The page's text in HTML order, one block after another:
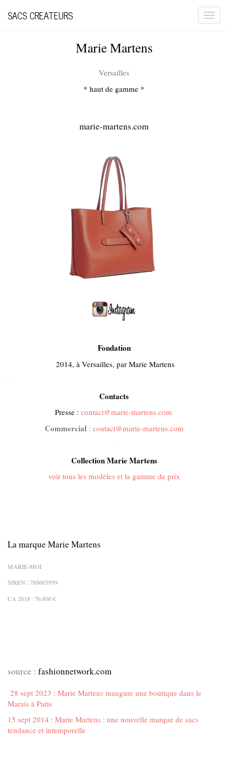
SACS CREATEURS
Marie Martens
Versailles
* haut de gamme *
marie-martens.com
Fondation
2014, à Versailles, par Marie Martens
.
Contacts
Presse : contact@marie-martens.com.
Commercial : contact@marie-martens.com
.
Collection Marie Martens
voir tous les modèles et la gamme de prix
La marque Marie Martens
MARIE-MOI
SIREN : 788603959
CA 2018 : 76.800 €
source : fashionnetwork.com
28 sept 2023 : Marie Martens inaugure une boutique dans le
Marais à Paris
15 sept 2014 : Marie Martens : une nouvelle marque de sacs
tendance et intemporelle